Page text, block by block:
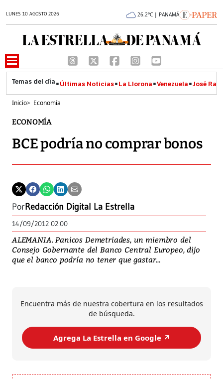
LUNES 10 AGOSTO 2026 26.2°C | PANAMÁ
Últimas Noticias La Llorona Venezuela José
Inicio> Economía
ECONOMÍA
BCE podría no comprar bonos
PorRedacción Digital La Estrella
14/09/2012 02:00
ALEMANIA. Panicos Demetriades, un miembro del
Consejo Gobernante del Banco Central Europeo, dijo
que el banco podría no tener que gastar...
Encuentra más de nuestra cobertura en los resultados
de búsqueda.
Agrega La Estrella en Google ↗️